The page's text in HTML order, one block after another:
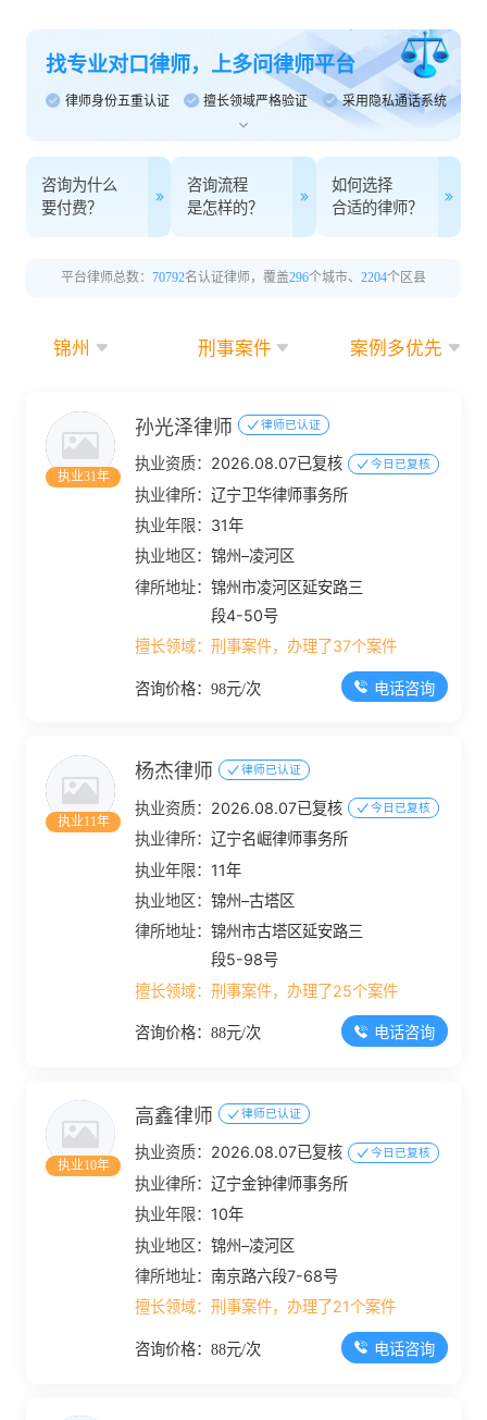
找专业对口律师，上多问律师平台
律师身份五重认证 擅长领域严格验证 采用隐私通话系统
咨询为什么
要付费？
咨询流程
是怎样的？
如何选择
合适的律师？
平台律师总数： 70792名认证律师，覆盖296个城市、 2204个区县
锦州 刑事案件 案例多优先
执业31年
孙光泽律师 律师已认证
执业资质： 2026.08.07已复核 今日已复核
执业律所：辽宁卫华律师事务所
执业年限： 31年
执业地区：锦州–凌河区
律所地址：锦州市凌河区延安路三
段4-50号
擅长领域：刑事案件，办理了37个案件
咨询价格：98元/次 电话咨询
执业11年
杨杰律师 律师已认证
执业资质： 2026.08.07已复核 今日已复核
执业律所：辽宁名崛律师事务所
执业年限： 11年
执业地区：锦州–古塔区
律所地址：锦州市古塔区延安路三
段5-98号
擅长领域：刑事案件，办理了25个案件
咨询价格：88元/次 电话咨询
执业10年
高鑫律师 律师已认证
执业资质： 2026.08.07已复核 今日已复核
执业律所：辽宁金钟律师事务所
执业年限： 10年
执业地区：锦州–凌河区
律所地址：南京路六段7-68号
擅长领域：刑事案件，办理了21个案件
咨询价格：88元/次 电话咨询